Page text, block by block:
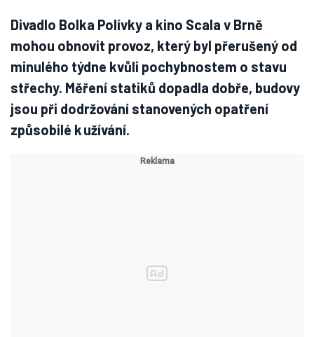
Divadlo Bolka Polívky a kino Scala v Brně
mohou obnovit provoz, který byl přerušený od
minulého týdne kvůli pochybnostem o stavu
střechy. Měření statiků dopadla dobře, budovy
jsou při dodržování stanovených opatření
způsobilé k užívání.